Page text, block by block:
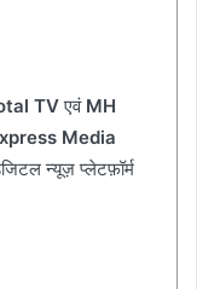
TVएवं MH
Media
न्यूज़ प्लेटफ़ॉर्म